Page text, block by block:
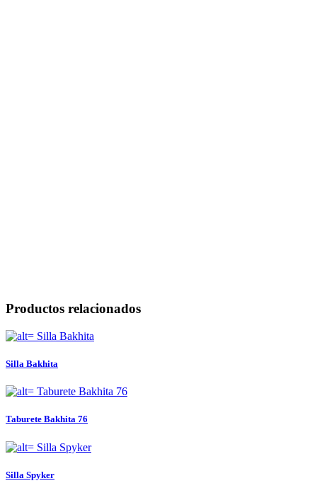
Productos relacionados
Silla Bakhita
Taburete Bakhita 76
Silla Spyker